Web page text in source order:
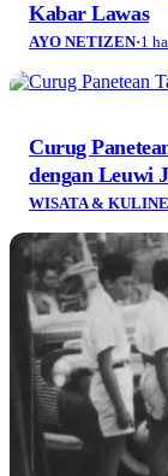
Kabar Lawas
AYO NETIZEN·1
Curug
dengan Leuwi
WISATA &